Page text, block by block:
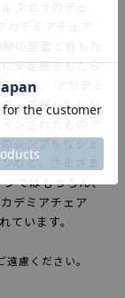
デミアチェア
安定感をもたら
ます。 アカデミ
ーズがヘルシン
ンされたもので
シンプルなシェ
など、さまざま
ンではもちろん、
デミアチェア
ています。
慮ください。